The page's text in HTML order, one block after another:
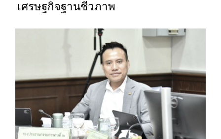
เศรษฐกิจฐานชีวภาพ